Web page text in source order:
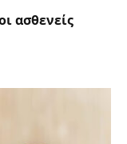
ασθενείς